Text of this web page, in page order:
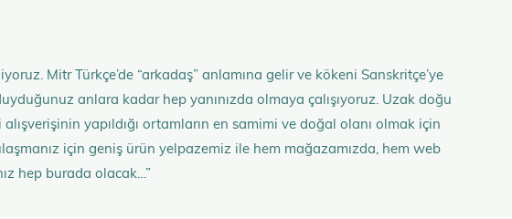
Mitr Türkçe’de “arkadaş” anlamına gelir ve kökeni Sanskritçe’ye
anlara kadar hep yanınızda olmaya çalışıyoruz. Uzak doğu
yapıldığı ortamların en samimi ve doğal olanı olmak için
için geniş ürün yelpazemiz ile hem mağazamızda, hem web
hep burada olacak…”